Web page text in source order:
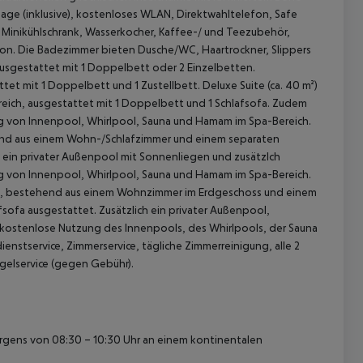
(inklusive), kostenloses WLAN, Direktwahltelefon, Safe
Wasserkocher, Kaffee-/ und Teezubehör,
Die Badezimmer bieten Dusche/WC, Haartrockner, Slippers
mit 1 Doppelbett oder 2 Einzelbetten.
mit 1 Doppelbett und 1 Zustellbett. Deluxe Suite (ca. 40 m²)
ausgestattet mit 1 Doppelbett und 1 Schlafsofa. Zudem
Innenpool, Whirlpool, Sauna und Hamam im Spa-Bereich.
aus einem Wohn-/Schlafzimmer und einem separaten
privater Außenpool mit Sonnenliegen und zusätzlch
Innenpool, Whirlpool, Sauna und Hamam im Spa-Bereich.
bestehend aus einem Wohnzimmer im Erdgeschoss und einem
ausgestattet. Zusätzlich ein privater Außenpool,
Nutzung des Innenpools, des Whirlpools, der Sauna
Zimmerservice, tägliche Zimmerreinigung, alle 2
(gegen Gebühr).
von 08:30 – 10:30 Uhr an einem kontinentalen